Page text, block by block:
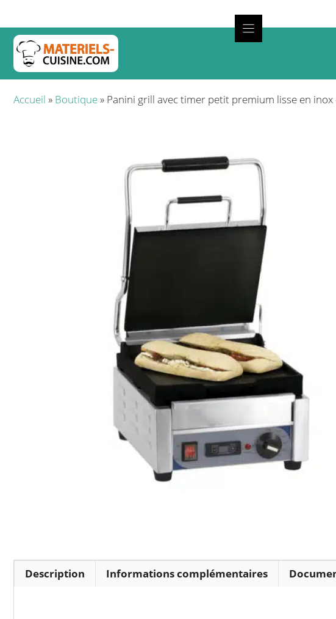
contenu
Accueil » Boutique» Panini grill avec timer petit premium lisse en inox
Description Informations complémentaires